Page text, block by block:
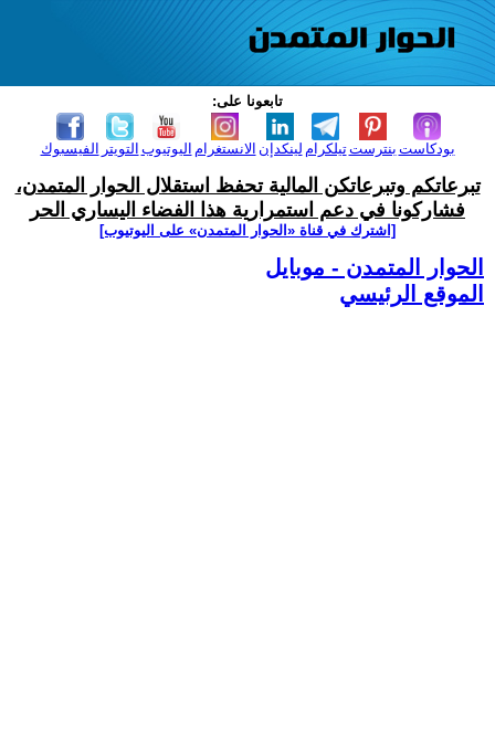
تابعونا على:
الفيسبوك التويتر اليوتيوب الانستغرام لينكدإن تيلكرامبنترست بودكاست
تبرعاتكم وتبرعاتكن المالية تحفظ استقلال الحوار المتمدن،
فشاركونا في دعم استمرارية هذا الفضاء اليساري الحر
[اشترك في قناة ‫«الحوار المتمدن» على اليوتيوب]
الحوار المتمدن - موبايل
الموقع الرئيسي